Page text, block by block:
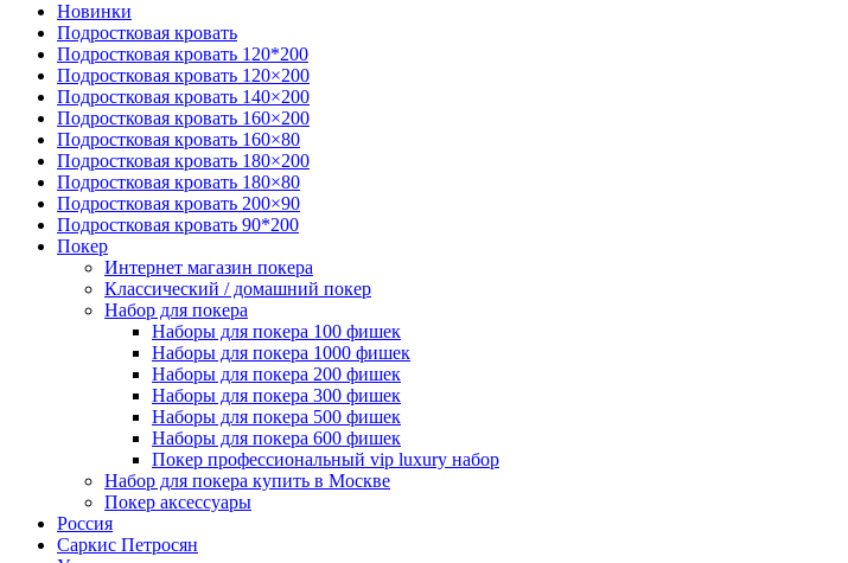
Новинки
Подростковая кровать
Подростковая кровать 120*200
Подростковая кровать 120×200
Подростковая кровать 140×200
Подростковая кровать 160×200
Подростковая кровать 160×80
Подростковая кровать 180×200
Подростковая кровать 180×80
Подростковая кровать 200×90
Подростковая кровать 90*200
Покер
Интернет магазин покера
Классический / домашний покер
Набор для покера
Наборы для покера 100 фишек
Наборы для покера 1000 фишек
Наборы для покера 200 фишек
Наборы для покера 300 фишек
Наборы для покера 500 фишек
Наборы для покера 600 фишек
Покер профессиональный vip luxury набор
Набор для покера купить в Москве
Покер аксессуары
Россия
Саркис Петросян